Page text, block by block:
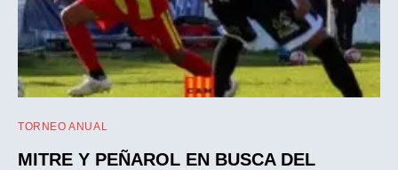
TORNEO ANUAL
MITRE Y PEÑAROL EN BUSCA DEL